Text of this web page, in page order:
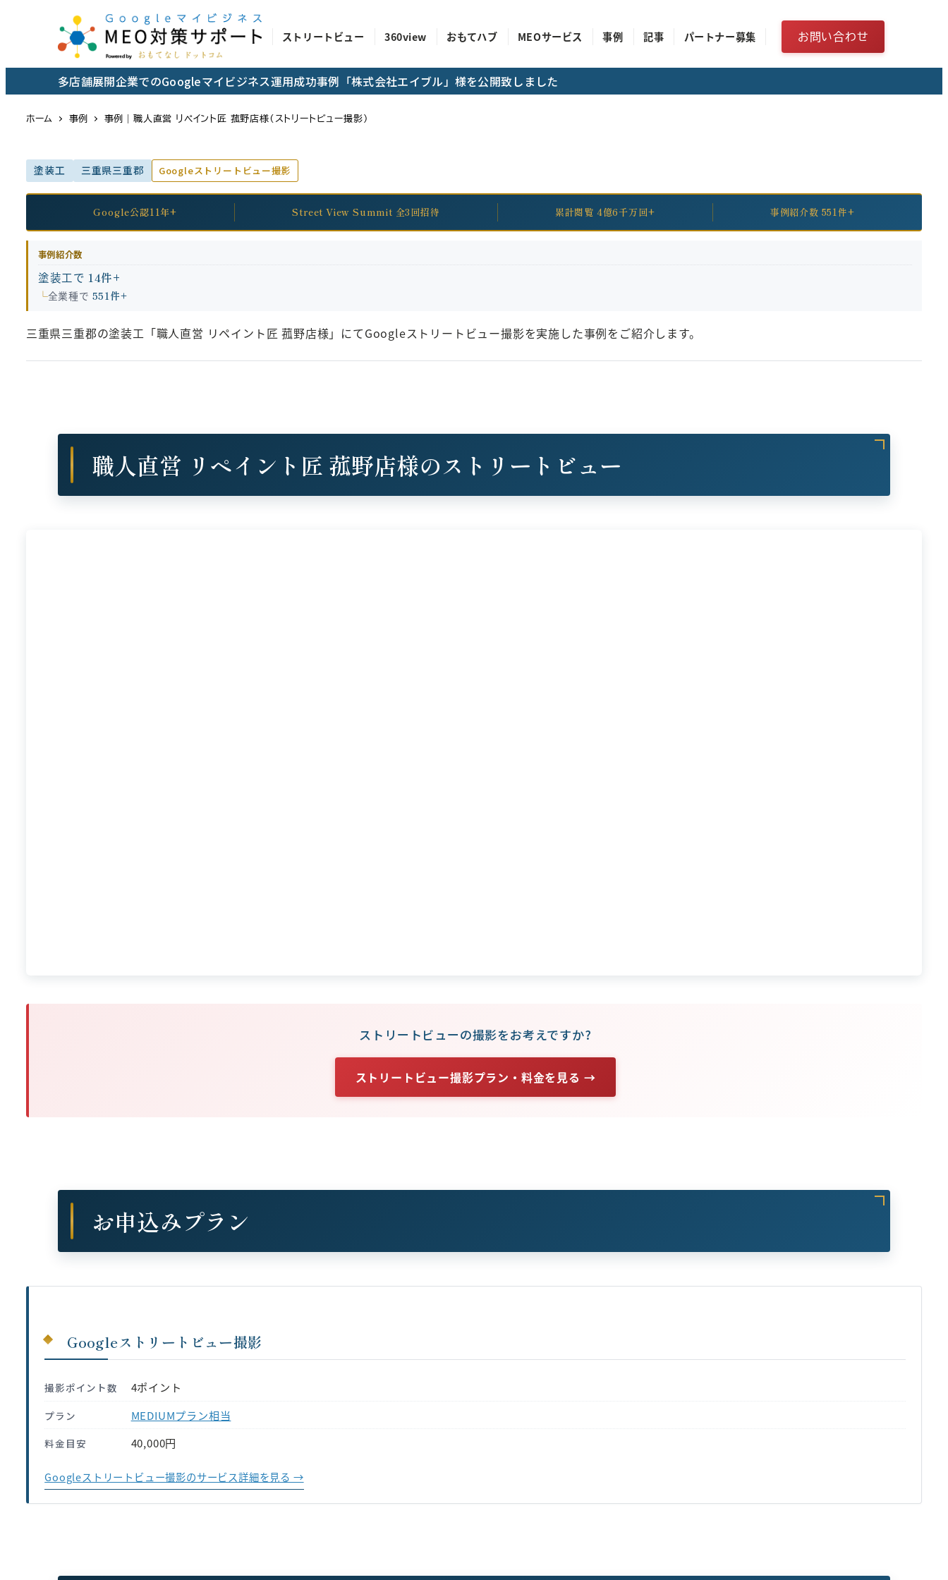
ン
ストリートビュー 360view おもてハブ MEOサービス 事例 記事 パートナー募集 お問い合わせ
多店舗展開企業でのGoogleマイビジネス運用成功事例「株式会社エイブル」様を公開致しました
ホーム 事例 事例｜職人直営 リペイント匠 菰野店様（ストリートビュー撮影）
塗装工 三重県三重郡 Googleストリートビュー撮影
Google公認11年+ Street View Summit 全3回招待 累計閲覧 4億6千万回+ 事例紹介数 551件+
事例紹介数
塗装工で 14件+
全業種で 551件+
三重県三重郡の塗装工「職人直営 リペイント匠 菰野店様」にてGoogleストリートビュー撮影を実施した事例をご紹介します。
職人直営 リペイント匠 菰野店様のストリートビュー
ストリートビューの撮影をお考えですか?
ストリートビュー撮影プラン・料金を見る →
お申込みプラン
Googleストリートビュー撮影
撮影ポイント数 4ポイント
プラン MEDIUMプラン相当
料金目安 40,000円
Googleストリートビュー撮影のサービス詳細を見る →